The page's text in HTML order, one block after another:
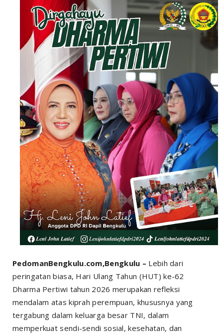
PedomanBengkulu.com,Bengkulu – Lebih dari
peringatan biasa, Hari Ulang Tahun (HUT) ke-62
Dharma Pertiwi tahun 2026 merupakan refleksi
mendalam atas kiprah perempuan, khususnya yang
tergabung dalam keluarga besar TNI, dalam
memperkuat sendi-sendi sosial, kesehatan, dan